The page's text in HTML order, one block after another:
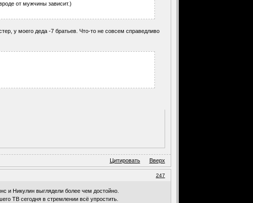
от мужчины зависит.)
у моего деда -7 братьев. Что-то не совсем справедливо
Цитировать Вверх
247
и Никулин выглядели более чем достойно.
ТВ сегодня в стремлении всё упростить.